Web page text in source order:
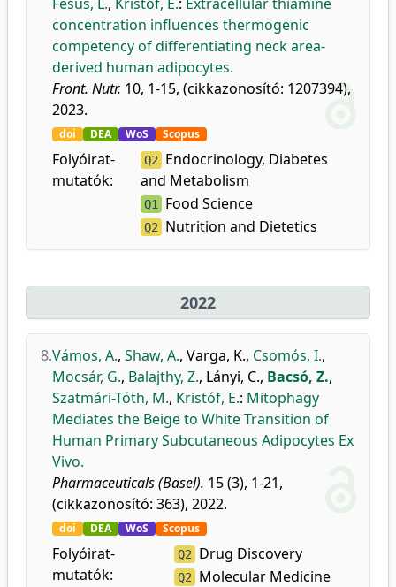
concentration influences thermogenic
competency of differentiating neck area-
derived human adipocytes.
Front. Nutr. 10, 1-15, (cikkazonosító: 1207394),
2023.
doi DEA WoS Scopus
Folyóirat-
mutatók:
Q2
Endocrinology, Diabetes
and Metabolism
Q1 Food Science
Q2 Nutrition and Dietetics
2022
8.Vámos, A., Shaw, A., Varga, K., Csomós, I.,
Mocsár, G., Balajthy, Z., Lányi, C., Bacsó, Z.,
Szatmári-Tóth, M., Kristóf, E.: Mitophagy
Mediates the Beige to White Transition of
Human Primary Subcutaneous Adipocytes Ex
Vivo.
Pharmaceuticals (Basel). 15 (3), 1-21,
(cikkazonosító: 363), 2022.
doi DEA WoS Scopus
Folyóirat-
mutatók:
Q2 Drug Discovery
Q2 Molecular Medicine